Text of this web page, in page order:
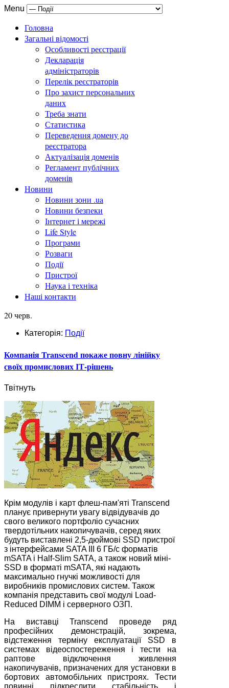
Menu
Головна
Загальні відомості
Особливості реєстрації
Декларація
адміністраторів
Перелік реєстраторів
Про захист персональних
даних
Треба знати
Статистика
Переведення домену до
реєстратора
Актуалізація доменів
Регламент публічних
доменів
Новини
Новини зони .ua
Новини безпеки
Інтернет і мережі
Life Style
Програми
Розваги
Події
Пристрої
Наука і техніка
Наші контакти
20 черв.
Категорія: Події
Компанія Transcend покаже повну лінійку
своїх промислових ІТ-рішень
Твітнуть
Крім модулів і карт флеш-пам'яті Transcend
планує привернути увагу відвідувачів до
свого великого портфоліо сучасних
твердотільних накопичувачів, серед яких
будуть виставлені 2,5-дюймові SSD пристрої
з інтерфейсами SATA III 6 ГБ/с форматів
mSATA і Half-Slim SATA, а також новий міні-
SSD в форматі mSATA, які надають
максимально гнучкі можливості для
виробників промислових систем. Також
компанія представить свої модулі Load-
Reduced DIMM і серверного ОЗП.
На виставці Transcend проведе ряд
професійних демонстрацій, зокрема,
відстеження терміну експлуатації SSD в
системах відеоспостереження і тести на
раптове відключення живлення
накопичувачів, призначених для установки в
бортових автомобільних пристроях. Тести
повинні підкреслити стабільність і